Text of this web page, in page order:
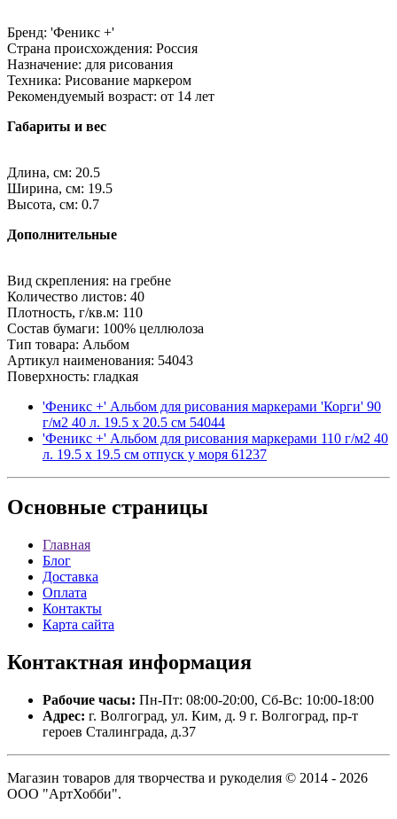
Бренд: 'Феникс +'
Страна происхождения: Россия
Назначение: для рисования
Техника: Рисование маркером
Рекомендуемый возраст: от 14 лет
Габариты и вес
Длина, см: 20.5
Ширина, см: 19.5
Высота, см: 0.7
Дополнительные
Вид скрепления: на гребне
Количество листов: 40
Плотность, г/кв.м: 110
Состав бумаги: 100% целлюлоза
Тип товара: Альбом
Артикул наименования: 54043
Поверхность: гладкая
'Феникс +' Альбом для рисования маркерами 'Корги' 90
г/м2 40 л. 19.5 х 20.5 см 54044
'Феникс +' Альбом для рисования маркерами 110 г/м2 40
л. 19.5 х 19.5 см отпуск у моря 61237
Основные страницы
Главная
Блог
Доставка
Оплата
Контакты
Карта сайта
Контактная информация
Рабочие часы: Пн-Пт: 08:00-20:00, Сб-Вс: 10:00-18:00
Адрес: г. Волгоград, ул. Ким, д. 9 г. Волгоград, пр-т
героев Сталинграда, д.37
Магазин товаров для творчества и рукоделия © 2014 - 2026
ООО "АртХобби".